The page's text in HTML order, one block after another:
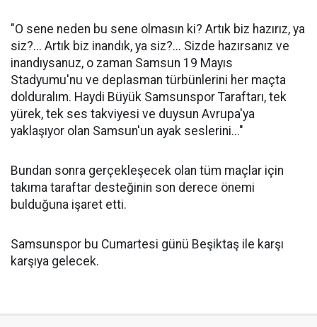
"O sene neden bu sene olmasın ki? Artık biz hazırız, ya
siz?... Artık biz inandık, ya siz?... Sizde hazırsanız ve
inandıysanuz, o zaman Samsun 19 Mayıs
Stadyumu'nu ve deplasman türbünlerini her maçta
dolduralım. Haydi Büyük Samsunspor Taraftarı, tek
yürek, tek ses takviyesi ve duysun Avrupa'ya
yaklaşıyor olan Samsun'un ayak seslerini..."
Bundan sonra gerçekleşecek olan tüm maçlar için
takıma taraftar desteğinin son derece önemi
bulduğuna işaret etti.
Samsunspor bu Cumartesi günü Beşiktaş ile karşı
karşıya gelecek.